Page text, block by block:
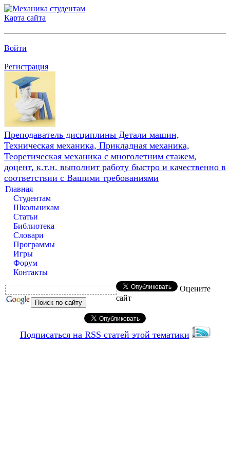
Карта сайта
Войти
Регистрация
Преподаватель дисциплины Детали машин,
Техническая механика, Прикладная механика,
Теоретическая механика с многолетним стажем,
доцент, к.т.н. выполнит работу быстро и качественно в
соответствии с Вашими требованиями
Главная
Студентам
Школьникам
Статьи
Библиотека
Словари
Программы
Игры
Форум
Контакты
Оцените
сайт
Подписаться на RSS статей этой тематики